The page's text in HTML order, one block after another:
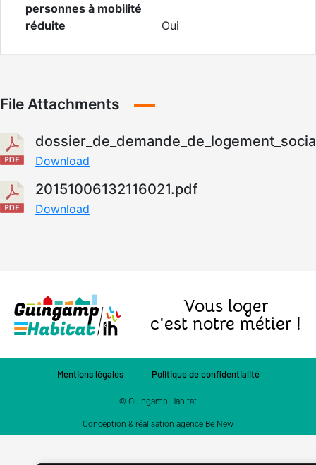
personnes à mobilité
réduite
Oui
File Attachments
Download
20151006132116021.pdf
Download
Vous loger
c'est notre métier !
Mentions légales Politique de confidentialité
© Guingamp Habitat
Conception & réalisation agence Be New